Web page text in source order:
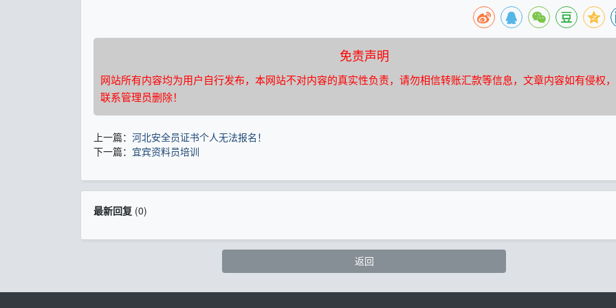
免责声明
网站所有内容均为用户自行发布，本网站不对内容的真实性负责，请勿相信转账汇款等信息，文章内容如有侵权
联系管理员删除！
上一篇： 河北安全员证书个人无法报名！
下一篇： 宜宾资料员培训
最新回复(0)
返回